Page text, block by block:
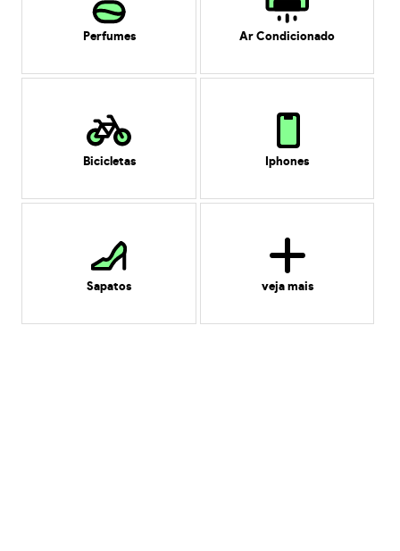
Perfumes Ar Condicionado
Bicicletas Iphones
Sapatos veja mais